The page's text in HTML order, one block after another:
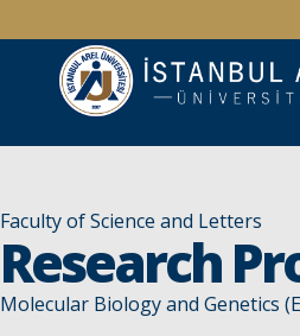
Faculty of Science and Letters
Research
Molecular Biology and Genetics